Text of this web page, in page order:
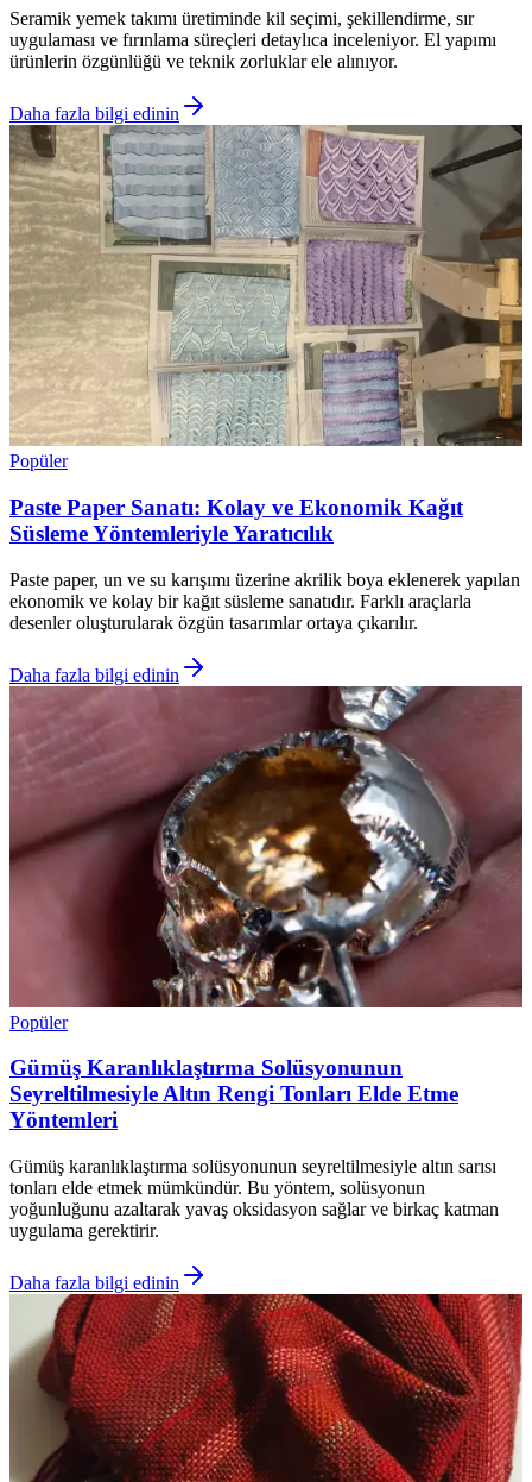
Seramik yemek takımı üretiminde kil seçimi, şekillendirme, sır
uygulaması ve fırınlama süreçleri detaylıca inceleniyor. El yapımı
ürünlerin özgünlüğü ve teknik zorluklar ele alınıyor.
Daha fazla bilgi edinin
Popüler
Paste Paper Sanatı: Kolay ve Ekonomik Kağıt
Süsleme Yöntemleriyle Yaratıcılık
Paste paper, un ve su karışımı üzerine akrilik boya eklenerek yapılan
ekonomik ve kolay bir kağıt süsleme sanatıdır. Farklı araçlarla
desenler oluşturularak özgün tasarımlar ortaya çıkarılır.
Daha fazla bilgi edinin
Popüler
Gümüş Karanlıklaştırma Solüsyonunun
Seyreltilmesiyle Altın Rengi Tonları Elde Etme
Yöntemleri
Gümüş karanlıklaştırma solüsyonunun seyreltilmesiyle altın sarısı
tonları elde etmek mümkündür. Bu yöntem, solüsyonun
yoğunluğunu azaltarak yavaş oksidasyon sağlar ve birkaç katman
uygulama gerektirir.
Daha fazla bilgi edinin